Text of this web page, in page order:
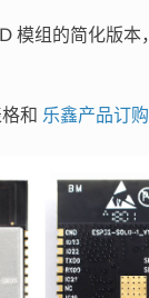
模组的简化版
和 乐鑫产品订